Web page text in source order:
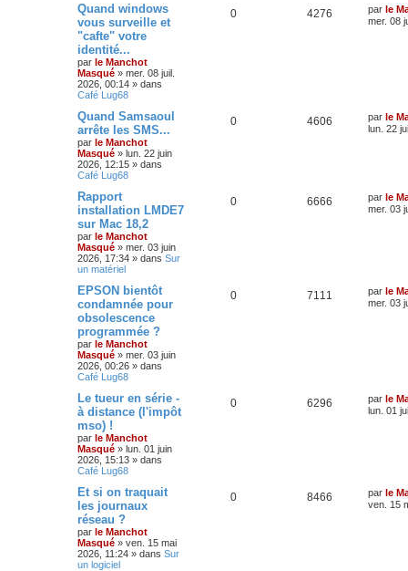
Quand windows
vous surveille et
"cafte" votre
identité...
par le Manchot
Masqué » mer. 08 juil.
2026, 00:14 » dans
Café Lug68
0 4276 par le
mer. 08
Quand Samsaoul
arrête les SMS...
par le Manchot
Masqué » lun. 22 juin
2026, 12:15 » dans
Café Lug68
0 4606 par le
lun. 22
Rapport
installation LMDE7
sur Mac 18,2
par le Manchot
Masqué » mer. 03 juin
2026, 17:34 » dans Sur
un matériel
0 6666 par le
mer. 03
EPSON bientôt
condamnée pour
obsolescence
programmée ?
par le Manchot
Masqué » mer. 03 juin
2026, 00:26 » dans
Café Lug68
0 7111 par le
mer. 03
Le tueur en série -
à distance (l'impôt
mso) !
par le Manchot
Masqué » lun. 01 juin
2026, 15:13 » dans
Café Lug68
0 6296 par le
lun. 01
Et si on traquait
les journaux
réseau ?
par le Manchot
Masqué » ven. 15 mai
2026, 11:24 » dans Sur
un logiciel
0 8466 par le
ven. 15